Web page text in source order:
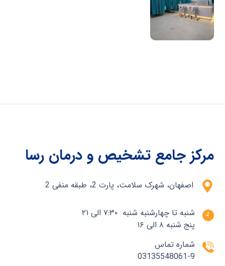
مرکز جامع تشخیص و درمان رسا
اصفهان، شهرک سلامت، پارت 2، طبقه منفی 2
شنبه تا چهارشنبه شنبه ۷:۳۰ الی ۲۱
پنج شنبه ۸ الی ۱۶
شماره تماس
03135548061-9